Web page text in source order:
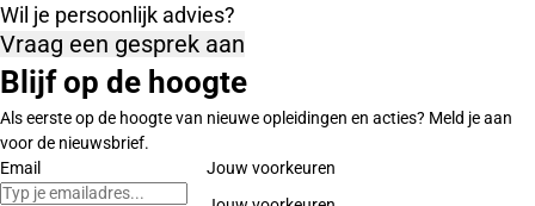
Wil je persoonlijk advies?
Vraag een gesprek aan
Blijf op de hoogte
Als eerste op de hoogte van nieuwe opleidingen en acties? Meld je aan
voor de nieuwsbrief.
Email
Jouw voorkeuren